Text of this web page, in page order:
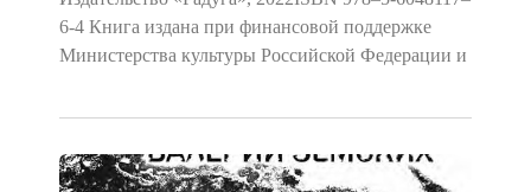
6‑4 Книга издана при финансовой поддержке
Министерства культуры Российской Федерации и